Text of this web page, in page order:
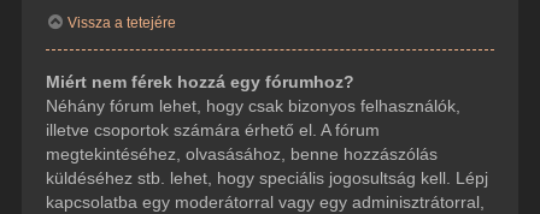
Vissza a tetejére
Miért nem férek hozzá egy fórumhoz?
Néhány fórum lehet, hogy csak bizonyos felhasználók,
illetve csoportok számára érhető el. A fórum
megtekintéséhez, olvasásához, benne hozzászólás
küldéséhez stb. lehet, hogy speciális jogosultság kell. Lépj
kapcsolatba egy moderátorral vagy egy adminisztrátorral,